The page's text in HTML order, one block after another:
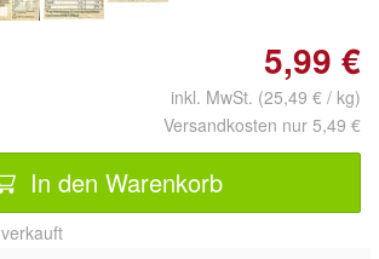
5,99 €
inkl. MwSt. (25,49 € / kg)
Versandkosten nur 5,49 €
In den Warenkorb
verkauft